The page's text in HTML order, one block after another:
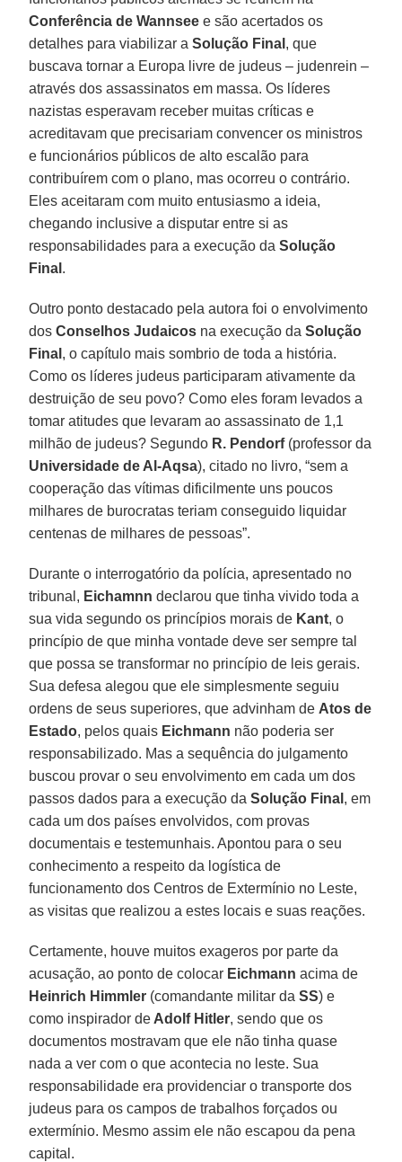
Conferência de Wannsee e são acertados os
detalhes para viabilizar aSolução Final , que
buscava tornar a Europa livre de judeus – judenrein –
através dos assassinatos em massa. Os líderes
nazistas esperavam receber muitas críticas e
acreditavam que precisariam convencer os ministros
e funcionários públicos de alto escalão para
contribuírem com o plano, mas ocorreu o contrário.
Eles aceitaram com muito entusiasmo a ideia,
chegando inclusive a disputar entre si as
responsabilidades para a execução daSolução
Final .
Outro ponto destacado pela autora foi o envolvimento
dosConselhos Judaicos na execução daSolução
Final , o capítulo mais sombrio de toda a história.
Como os líderes judeus participaram ativamente da
destruição de seu povo? Como eles foram levados a
tomar atitudes que levaram ao assassinato de 1,1
milhão de judeus? Segundo R. Pendorf(professor da
Universidade de Al-Aqsa), citado no livro, “sem a
cooperação das vítimas dificilmente uns poucos
milhares de burocratas teriam conseguido liquidar
centenas de milhares de pessoas”.
Durante o interrogatório da polícia, apresentado no
tribunal, Eichamnn declarou que tinha vivido toda a
sua vida segundo os princípios morais de Kant, o
princípio de que minha vontade deve ser sempre tal
que possa se transformar no princípio de leis gerais.
Sua defesa alegou que ele simplesmente seguiu
ordens de seus superiores, que advinham de Atos de
Estado, pelos quais Eichmann não poderia ser
responsabilizado. Mas a sequência do julgamento
buscou provar o seu envolvimento em cada um dos
passos dados para a execução daSolução Final , em
cada um dos países envolvidos, com provas
documentais e testemunhais. Apontou para o seu
conhecimento a respeito da logística de
funcionamento dos Centros de Extermínio no Leste,
as visitas que realizou a estes locais e suas reações.
Certamente, houve muitos exageros por parte da
acusação, ao ponto de colocar Eichmann acima de
Heinrich Himmler (comandante militar daSS) e
como inspirador de Adolf Hitler, sendo que os
documentos mostravam que ele não tinha quase
nada a ver com o que acontecia no leste. Sua
responsabilidade era providenciar o transporte dos
judeus para os campos de trabalhos forçados ou
extermínio. Mesmo assim ele não escapou da pena
capital.